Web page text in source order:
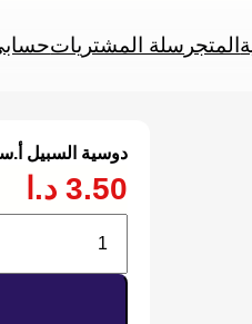
المتجر سلة المشتريات
دوسية السبيل
3.50 د.ا